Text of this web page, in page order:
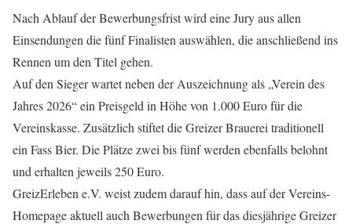
Nach Ablauf der Bewerbungsfrist wird eine Jury aus allen
Einsendungen die fünf Finalisten auswählen, die anschließend ins
Rennen um den Titel gehen.
Auf den Sieger wartet neben der Auszeichnung als „Verein des
Jahres 2026“ ein Preisgeld in Höhe von 1.000 Euro für die
Vereinskasse. Zusätzlich stiftet die Greizer Brauerei traditionell
ein Fass Bier. Die Plätze zwei bis fünf werden ebenfalls belohnt
und erhalten jeweils 250 Euro.
GreizErleben e.V. weist zudem darauf hin, dass auf der Vereins-
Homepage aktuell auch Bewerbungen für das diesjährige Greizer